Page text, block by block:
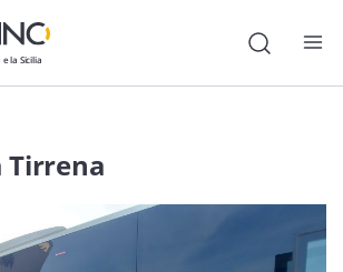
la Sicilia
Tirrena